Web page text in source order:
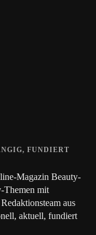
FUNDIERT
Magazin Beauty-
Themen mit
aus
aktuell, fundiert